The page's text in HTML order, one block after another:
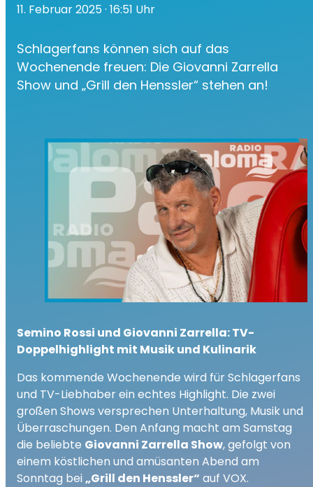
11. Februar 2025· 16:51 Uhr
Schlagerfans können sich auf das
Wochenende freuen: Die Giovanni Zarrella
Show und „Grill den Henssler“ stehen an!
Semino Rossi und Giovanni Zarrella: TV-
Doppelhighlight mit Musik und Kulinarik
Das kommende Wochenende wird für Schlagerfans
und TV-Liebhaber ein echtes Highlight. Die zwei
großen Shows versprechen Unterhaltung, Musik und
Überraschungen. Den Anfang macht am Samstag
die beliebte Giovanni Zarrella Show, gefolgt von
einem köstlichen und amüsanten Abend am
Sonntag bei„Grill den Henssler“ auf VOX.